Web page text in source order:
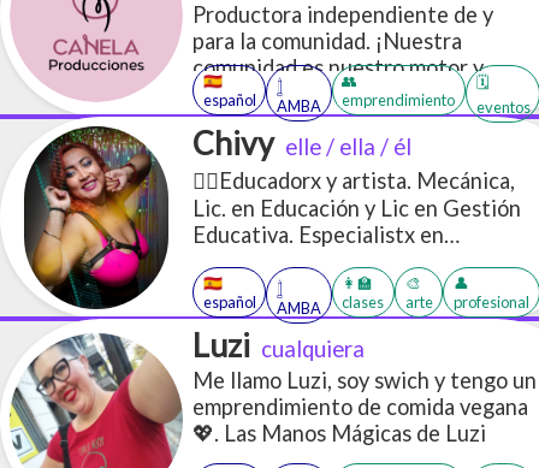
Productora independiente de y
para la comunidad. ¡Nuestra
comunidad es nuestro motor y
resolver es nuestro superpoder!
Hacemos que las cosas sucedan 💪.
Aseroría y gestión de proyectos
culturales y educativos. Gestión de
comunidades y redes sociales +
Agenda Cultural LGBTIQ+
🇪🇸
español
𓉶
AMBA
👥
emprendimiento
🗓️
eventos
Chivy elle / ella / él
🏳️‍🌈Educadorx y artista. Mecánica,
Lic. en Educación y Lic en Gestión
Educativa. Especialistx en
Educación Sexual Integral y en
Educación Técnico Profesional.
Practico Shibari, bailo tango y salsa
queer, performeo, educo, estudio y
produzco eventos con Perspectiva
de Género.
🇪🇸
español
𓉶
AMBA
👩‍🏫
clases
🎨
arte
👤
profesional
Luzi cualquiera
Me llamo Luzi, soy swich y tengo un
emprendimiento de comida vegana
💖. Las Manos Mágicas de Luzi